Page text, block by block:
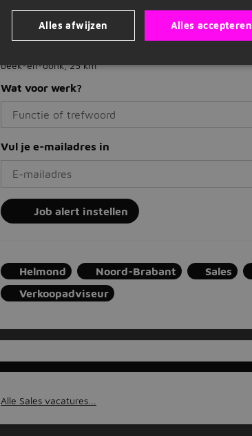
Op basis van jouw voorkeuren
beek-en-donk, 25 km
Wat voor werk?
Vul je e-mailadres in
Job alert instellen
Helmond Noord-Brabant Sales
Verkoopadviseur
Alle Sales vacatures...
Alles accepteren
Alles afwijzen